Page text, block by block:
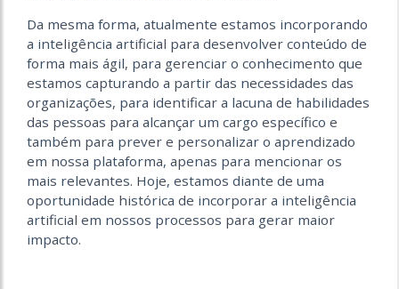
Da mesma forma, atualmente estamos incorporando
a inteligência artificial para desenvolver conteúdo de
forma mais ágil, para gerenciar o conhecimento que
estamos capturando a partir das necessidades das
organizações, para identificar a lacuna de habilidades
das pessoas para alcançar um cargo específico e
também para prever e personalizar o aprendizado
em nossa plataforma, apenas para mencionar os
mais relevantes. Hoje, estamos diante de uma
oportunidade histórica de incorporar a inteligência
artificial em nossos processos para gerar maior
impacto.